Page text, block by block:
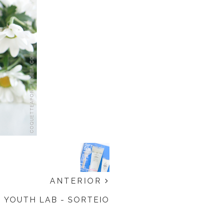
ANTERIOR
YOUTH LAB - SORTEIO